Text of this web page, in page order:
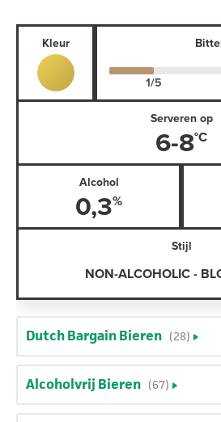
Kleur
Serveren op
6-8
Alcohol
0,3
Stijl
NON-ALCOHOLIC -
Dutch Bargain Bieren (28)
Alcoholvrij Bieren (67)